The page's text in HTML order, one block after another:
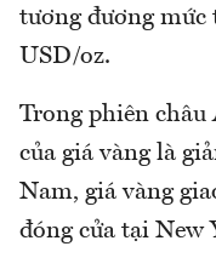
tương đương mức
USD/oz.
Trong phiên châu
của giá vàng là
Nam, giá vàng
đóng cửa tại New